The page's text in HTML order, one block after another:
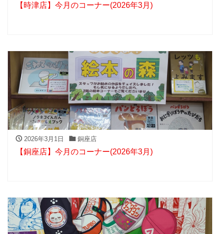
【時津店】今月のコーナー(2026年3月)
2026年3月1日 銅座店
【銅座店】今月のコーナー(2026年3月)